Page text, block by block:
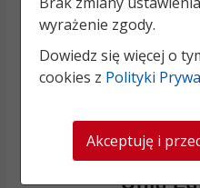
wyrażenie zgody.
Dowiedz się więcej o
cookies z Polityki
Akceptuję i